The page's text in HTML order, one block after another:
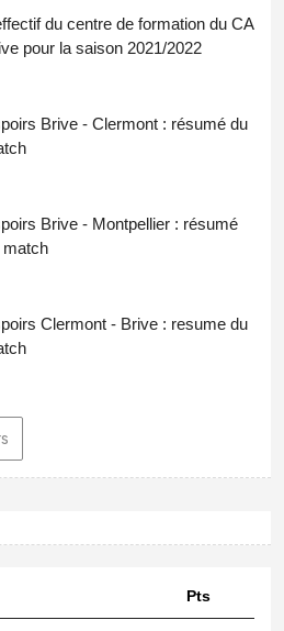
du centre de formation du CA
pour la saison 2021/2022
Brive - Clermont : résumé du
Brive - Montpellier : résumé
match
Clermont - Brive : resume du
Pts